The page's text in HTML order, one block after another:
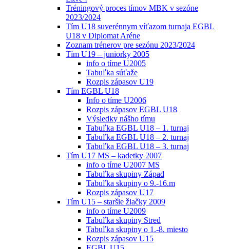
Tréningový proces tímov MBK v sezóne
2023/2024
Tím U18 suverénnym víťazom turnaja EGBL
U18 v Diplomat Aréne
Zoznam trénerov pre sezónu 2023/2024
Tím U19 – juniorky 2005
info o tíme U2005
Tabuľka súťaže
Rozpis zápasov U19
Tím EGBL U18
Info o tíme U2006
Rozpis zápasov EGBL U18
Výsledky nášho tímu
Tabuľka EGBL U18 – 1. turnaj
Tabuľka EGBL U18 – 2. turnaj
Tabuľka EGBL U18 – 3. turnaj
Tím U17 MS – kadetky 2007
info o tíme U2007 MS
Tabuľka skupiny Západ
Tabuľka skupiny o 9.-16.m
Rozpis zápasov U17
Tím U15 – staršie žiačky 2009
info o tíme U2009
Tabuľka skupiny Stred
Tabuľka skupiny o 1.-8. miesto
Rozpis zápasov U15